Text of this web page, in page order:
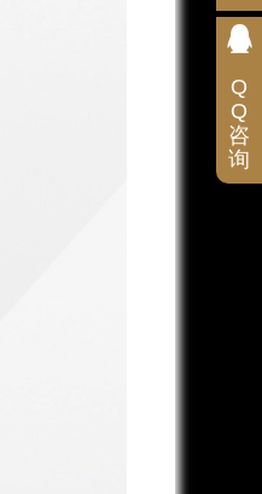
咨
询
Q
Q
咨
询